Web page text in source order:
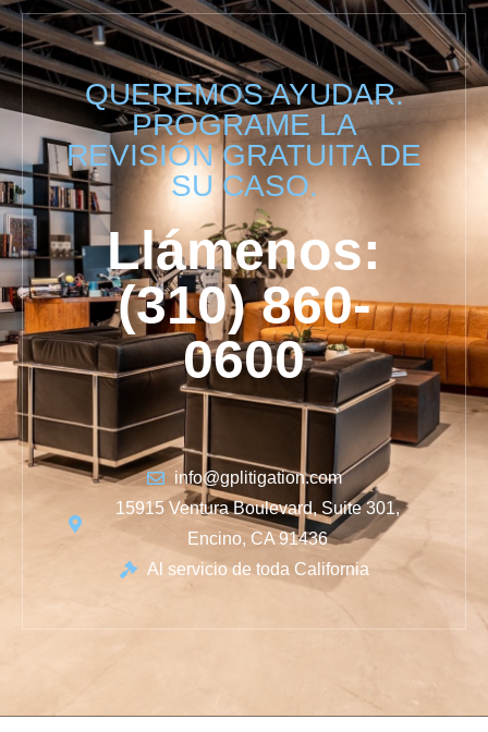
QUEREMOS AYUDAR.
PROGRAME LA
REVISIÓN GRATUITA DE
SU CASO.
Llámenos:
(310) 860-
0600
info@gplitigation.com
15915 Ventura Boulevard, Suite 301,
Encino, CA 91436
Al servicio de toda California